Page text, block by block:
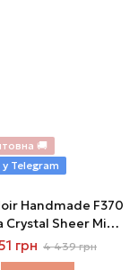
🚚
Telegram
Handmade F370
Crystal Sheer Mini
Dress M
грн 4 439 грн